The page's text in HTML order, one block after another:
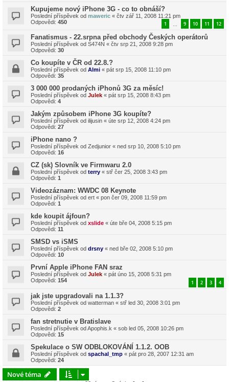
Kupujeme nový iPhone 3G - co to obnáší?
Poslední příspěvek od maweric « čtv zář 11, 2008 11:21 pm
Odpovědi: 450 1 9 10 11 12
Fanatismus - 22.srpna před obchody Českých operátorů
Poslední příspěvek od S474N « čtv srp 21, 2008 9:28 pm
Odpovědi: 30
Co koupíte v ČR od 22.8.?
Poslední příspěvek od Almi « pát srp 15, 2008 11:10 pm
Odpovědi: 35
3 000 000 prodaných iPhonů 3G za měsíc!
Poslední příspěvek od Julek « pát srp 15, 2008 8:43 pm
Odpovědi: 4
Jakým způsobem iPhone 3G koupíte?
Poslední příspěvek od ilijusin « úte srp 12, 2008 4:24 pm
Odpovědi: 27
iPhone nano ?
Poslední příspěvek od Zedjunior « ned srp 10, 2008 5:10 pm
Odpovědi: 16
CZ (sk) Slovník ve Firmwaru 2.0
Poslední příspěvek od terry « stř čer 25, 2008 3:43 pm
Odpovědi: 1
Videozáznam: WWDC 08 Keynote
Poslední příspěvek od ert « pon čer 09, 2008 11:59 pm
Odpovědi: 1
kde koupit ájfoun?
Poslední příspěvek od xslide « úte bře 04, 2008 5:15 pm
Odpovědi: 11
SMSD vs iSMS
Poslední příspěvek od drsny « ned bře 02, 2008 5:10 pm
Odpovědi: 10
První Apple iPhone FAN sraz
Poslední příspěvek od Julek « pát úno 15, 2008 5:31 pm
Odpovědi: 154 1 2 3 4
jak jste upgradovali na 1.1.3?
Poslední příspěvek od watterman « stř led 30, 2008 3:01 pm
Odpovědi: 2
fan stretnutie v Bratislave
Poslední příspěvek odApophis.k « sob led 05, 2008 10:26 pm
Odpovědi: 15
Spekulace o SW ODBLOKOVÁNÍ 1.1.2. OOB
Poslední příspěvek od spachal_tmp « pát pro 28, 2007 12:31 am
Odpovědi: 24
Nové téma